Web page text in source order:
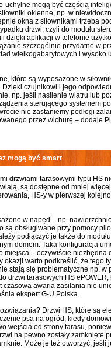
uchylne mogą być częścią
okienne, np. w
okna z siłownikami trzeba
drzwi, czyli do modułu
i dzięki aplikacji w telefonie
szczególnie przydatne w
wielkogabarytowych i wysoko
które są wyposażone w
czujnikowi i jego
np. jeśli nasilenie wiatru lub
sterującego systemem
nie zastaniemy podłogi
przez wichurę – dodaje
mogą być smart
drzwiami tarasowymi typu HS
są dostępne od mniej
HS-y w pierwszej
w napęd – np.
są obsługiwane przy pomocy
podłączyć je także do
domem. Taka konfiguracja
miejsca – oczywiście niezbędna
okazji warto podkreślić, że tego
stają się problematyczne np. w
drzwi tarasowych HS
czasowa awaria zasilania nie
ekspert G-U Polska.
Drzwi HS, które są
psa na ogród, kiedy
wejścia od strony tarasu,
na pewno zostały zamknięte
Może je też otworzyć, jeśli